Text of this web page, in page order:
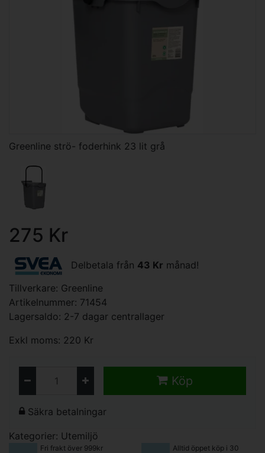
Greenline strö- foderhink 23 lit grå
275 Kr
Delbetala från 43 Kr månad!
Tillverkare: Greenline
Artikelnummer: 71454
Lagersaldo: 2-7 dagar centrallager
Exkl moms: 220 Kr
Köp
Säkra betalningar
Kategorier: Utemiljö
Fri frakt över 999kr
Alltid öppet köp i 30